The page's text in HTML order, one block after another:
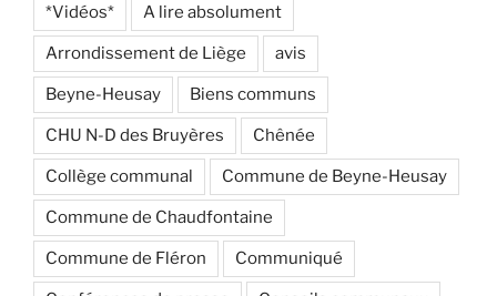
*Vidéos* A lire absolument
Arrondissement de Liège avis
Beyne-Heusay Biens communs
CHU N-D des Bruyères Chênée
Collège communal Commune de Beyne-Heusay
Commune de Chaudfontaine
Commune de Fléron Communiqué